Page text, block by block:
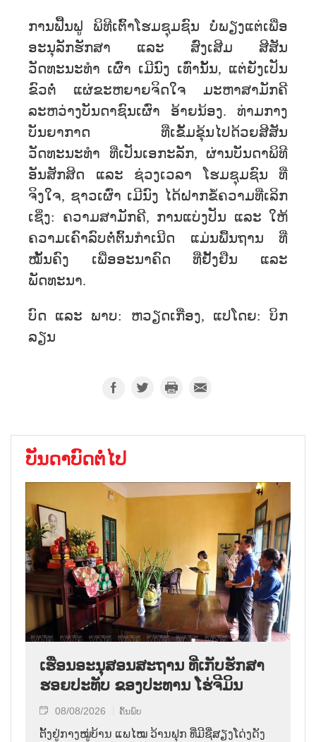
ການຟື້ນຟູ ພິທີເຕົ້າໂຮມຊຸມຊົນ ບໍ່ພຽງແຕ່ເພື່ອ
ອະນຸລັກຮັກສາ ແລະ ສົ່ງເສີມ ສີສັນ
ວັດທະນະທຳ ເຜົ່າ ເມີນົງ ເທົ່ານັ້ນ, ແຕ່ຍັງເປັນ
ຂົວຕໍ່ ແຜ່ຂະຫຍາຍຈິດໃຈ ມະຫາສາມັກຄີ
ລະຫວ່າງບັນດາຊົນເຜົ່າ ອ້າຍນ້ອງ. ທ່າມກາງ
ບັນຍາກາດ ທີ່ເຂັ້ມຂຸ້ນໄປດ້ວຍສີສັນ
ວັດທະນະທຳ ທີ່ເປັນເອກະລັກ, ຜ່ານບັນດາພິທີ
ອັນສັກສິດ ແລະ ຊ່ວງເວລາ ໂຮມຊຸມຊົນ ທີ່
ຈິງໃຈ, ຊາວເຜົ່າ ເມີນົງ ໄດ້ຝາກຂໍ້ຄວາມທີ່ເລິກ
ເຊິ່ງ: ຄວາມສາມັກຄີ, ການແບ່ງປັນ ແລະ ໃຫ້
ຄວາມເຄົາລົບຕໍ່ຕົ້ນກໍາເນີດ ແມ່ນພື້ນຖານ ທ່ີ
ໝັ້ນຄົງ ເພື່ອອະນາຄົດ ທ່ີຢັ້ງຢືນ ແລະ
ພັດທະນາ.
ບົດ ແລະ ພາບ: ຫວຽດເກື່ອງ, ແປໂດຍ: ບິກ
ລຽນ
ບັນດາບົດຕໍ່ໄປ
ເຮືອນອະນຸສອນສະຖານ ທີ່ເກັບຮັກສາ
ຮອຍປະທັບ ຂອງປະທານ ໂຮ່ຈີມິນ
08/08/2026 ຄົ້ນພົບ
ຕັ້ງຢູ່ກາງໝູ່ບ້ານ ແພໄໝ ວ້ານຟຸກ ທີ່ມີຊື່ສຽງໂດ່ງດັງ